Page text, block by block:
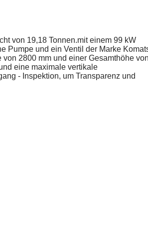
von 19,18 Tonnen.mit einem 99 kW
Pumpe und ein Ventil der Marke
2800 mm und einer Gesamthöhe
eine maximale vertikale
- Inspektion, um Transparenz und